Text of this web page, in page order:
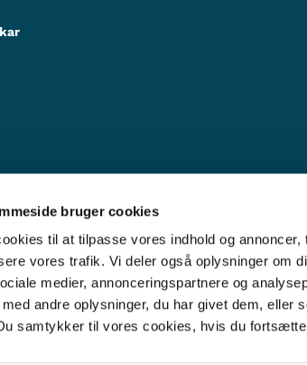
bruger cookies
til at tilpasse vores indhold og
vores trafik. Vi deler også oplysninger om
medier, annonceringspartnere og
andre oplysninger, du har givet dem, eller
samtykker til vores cookies, hvis du